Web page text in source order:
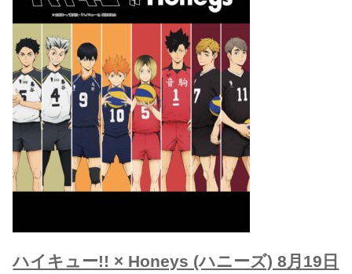
ハイキュー!! × Honeys (ハニーズ) 8月19日